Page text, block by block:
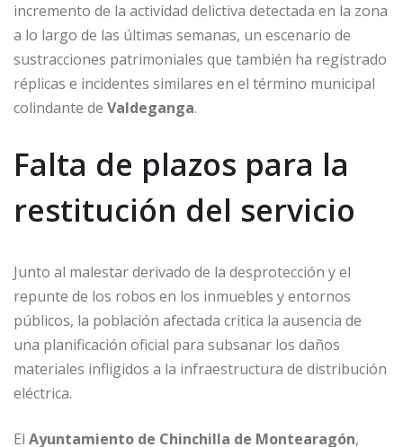
incremento de la actividad delictiva detectada en la zona
a lo largo de las últimas semanas, un escenario de
sustracciones patrimoniales que también ha registrado
réplicas e incidentes similares en el término municipal
colindante de Valdeganga.
Falta de plazos para la
restitución del servicio
Junto al malestar derivado de la desprotección y el
repunte de los robos en los inmuebles y entornos
públicos, la población afectada critica la ausencia de
una planificación oficial para subsanar los daños
materiales infligidos a la infraestructura de distribución
eléctrica.
El Ayuntamiento de Chinchilla de Montearagón,